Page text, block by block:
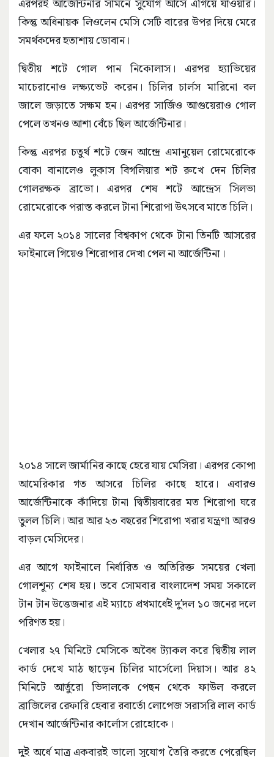
এরপরই আর্জেন্টিনার সামনে সুযোগ আসে এগিয়ে যাওয়ার।
কিন্তু অধিনায়ক লিওলেন মেসি সেটি বারের উপর দিয়ে মেরে
সমর্থকদের হতাশায় ডোবান।
দ্বিতীয় শটে গোল পান নিকোলাস। এরপর হ্যাভিয়ের
মাচেরানোও লক্ষ্যভেট করেন। চিলির চার্লস মারিনো বল
জালে জড়াতে সক্ষম হন। এরপর সার্জিও আগুয়েরাও গোল
পেলে তখনও আশা বেঁচে ছিল আর্জেন্টিনার।
কিন্তু এরপর চতুর্থ শটে জেন আন্দ্রে এমানুয়েল রোমেরোকে
বোকা বানালেও লুকাস বিগলিয়ার শট রুখে দেন চিলির
গোলরক্ষক ব্রাভো। এরপর শেষ শটে আন্দ্রেস সিলভা
রোমেরোকে পরাস্ত করলে টানা শিরোপা উৎসবে মাতে চিলি।
এর ফলে ২০১৪ সালের বিশ্বকাপ থেকে টানা তিনটি আসরের
ফাইনালে গিয়েও শিরোপার দেখা পেল না আর্জেন্টিনা।
২০১৪ সালে জার্মানির কাছে হেরে যায় মেসিরা। এরপর কোপা
আমেরিকার গত আসরে চিলির কাছে হারে। এবারও
আর্জেন্টিনাকে কাঁদিয়ে টানা দ্বিতীয়বারের মত শিরোপা ঘরে
তুলল চিলি। আর আর ২৩ বছরের শিরোপা খরার যন্ত্রণা আরও
বাড়ল মেসিদের।
এর আগে ফাইনালে নির্ধারিত ও অতিরিক্ত সময়ের খেলা
গোলশূন্য শেষ হয়। তবে সোমবার বাংলাদেশ সময় সকালে
টান টান উত্তেজনার এই ম্যাচে প্রথমার্ধেই দু’দল ১০ জনের দলে
পরিণত হয়।
খেলার ২৭ মিনিটে মেসিকে অবৈধ ট্যাকল করে দ্বিতীয় লাল
কার্ড দেখে মাঠ ছাড়েন চিলির মার্সেলো দিয়াস। আর ৪২
মিনিটে আর্তুরো ভিদালকে পেছন থেকে ফাউল করলে
ব্রাজিলের রেফারি হেবার রবার্তো লোপেজ সরাসরি লাল কার্ড
দেখান আর্জেন্টিনার কার্লোস রোহোকে।
দুই অর্ধে মাত্র একবারই ভালো সুযোগ তৈরি করতে পেরেছিল